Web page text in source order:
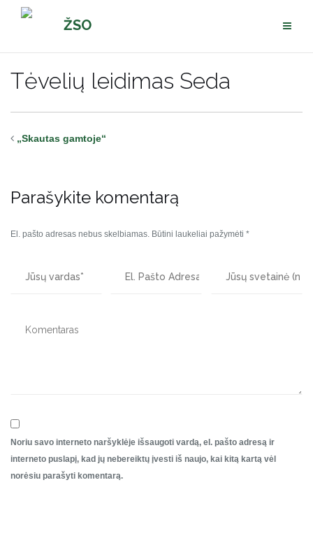
Pereiti
ŽSO
Tėvelių leidimas Seda
„Skautas gamtoje“
Parašykite komentarą
El. pašto adresas nebus skelbiamas. Būtini laukeliai pažymėti *
Noriu savo interneto naršyklėje išsaugoti vardą, el. pašto adresą ir
interneto puslapį, kad jų nebereiktų įvesti iš naujo, kai kitą kartą vėl
norėsiu parašyti komentarą.